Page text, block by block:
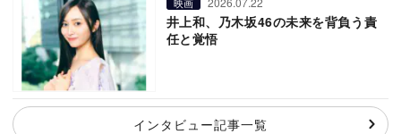
井上和、乃木坂46の未来を背負う責
任と覚悟
インタビュー記事一覧